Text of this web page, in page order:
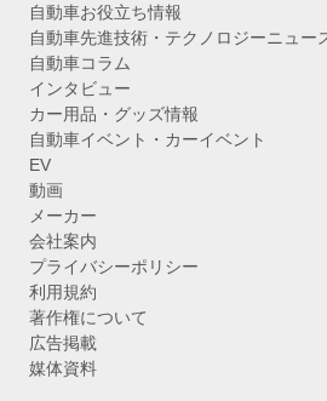
自動車お役立ち情報
自動車先進技術・テクノロジーニュー
自動車コラム
インタビュー
カー用品・グッズ情報
自動車イベント・カーイベント
EV
動画
メーカー
会社案内
プライバシーポリシー
利用規約
著作権について
広告掲載
媒体資料